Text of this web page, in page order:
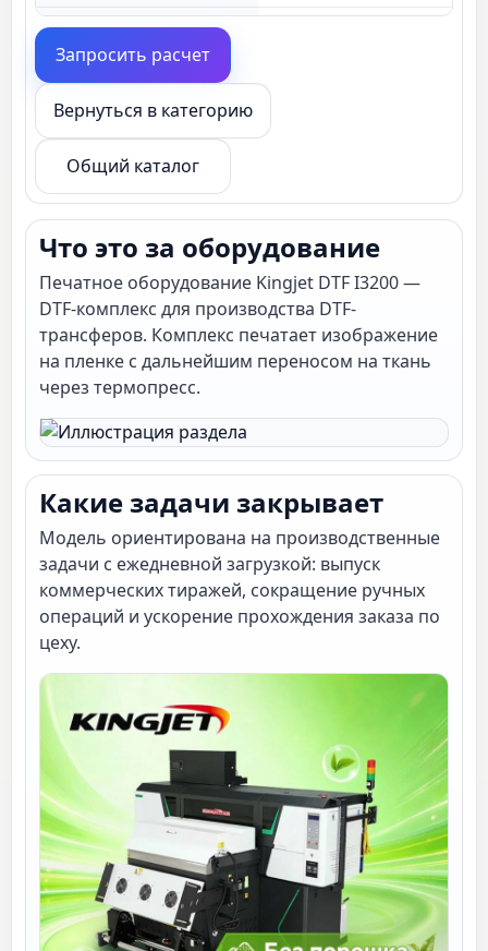
Наименование
Запросить расчет
Вернуться в категорию
Общий каталог
Что это за оборудование
Печатное оборудование Kingjet DTF I3200 —
DTF-комплекс для производства DTF-
трансферов. Комплекс печатает изображение
на пленке с дальнейшим переносом на ткань
через термопресс.
Какие задачи закрывает
Модель ориентирована на производственные
задачи с ежедневной загрузкой: выпуск
коммерческих тиражей, сокращение ручных
операций и ускорение прохождения заказа по
цеху.